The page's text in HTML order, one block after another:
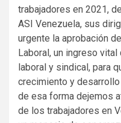
trabajadores en 2021,
ASI Venezuela, sus
urgente la aprobación
Laboral, un ingreso
laboral y sindical, para
crecimiento y
de esa forma dejemos
de los trabajadores en